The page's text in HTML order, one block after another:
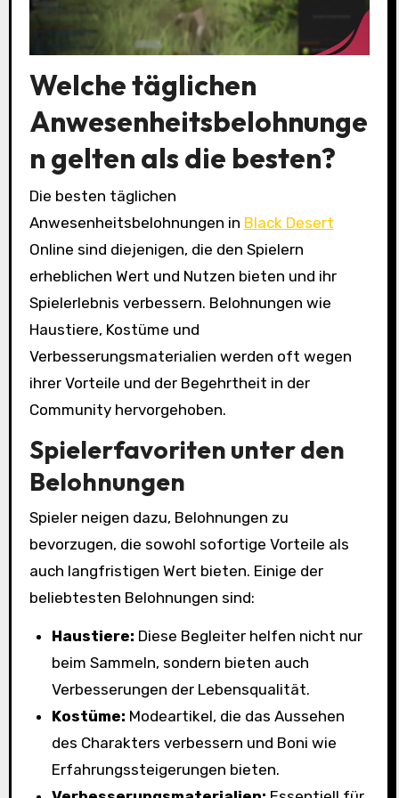
Welche täglichen
Anwesenheitsbelohnunge
n gelten als die besten?
Die besten täglichen
Anwesenheitsbelohnungen in Black Desert
Online sind diejenigen, die den Spielern
erheblichen Wert und Nutzen bieten und ihr
Spielerlebnis verbessern. Belohnungen wie
Haustiere, Kostüme und
Verbesserungsmaterialien werden oft wegen
ihrer Vorteile und der Begehrtheit in der
Community hervorgehoben.
Spielerfavoriten unter den
Belohnungen
Spieler neigen dazu, Belohnungen zu
bevorzugen, die sowohl sofortige Vorteile als
auch langfristigen Wert bieten. Einige der
beliebtesten Belohnungen sind:
Haustiere: Diese Begleiter helfen nicht nur
beim Sammeln, sondern bieten auch
Verbesserungen der Lebensqualität.
Kostüme: Modeartikel, die das Aussehen
des Charakters verbessern und Boni wie
Erfahrungssteigerungen bieten.